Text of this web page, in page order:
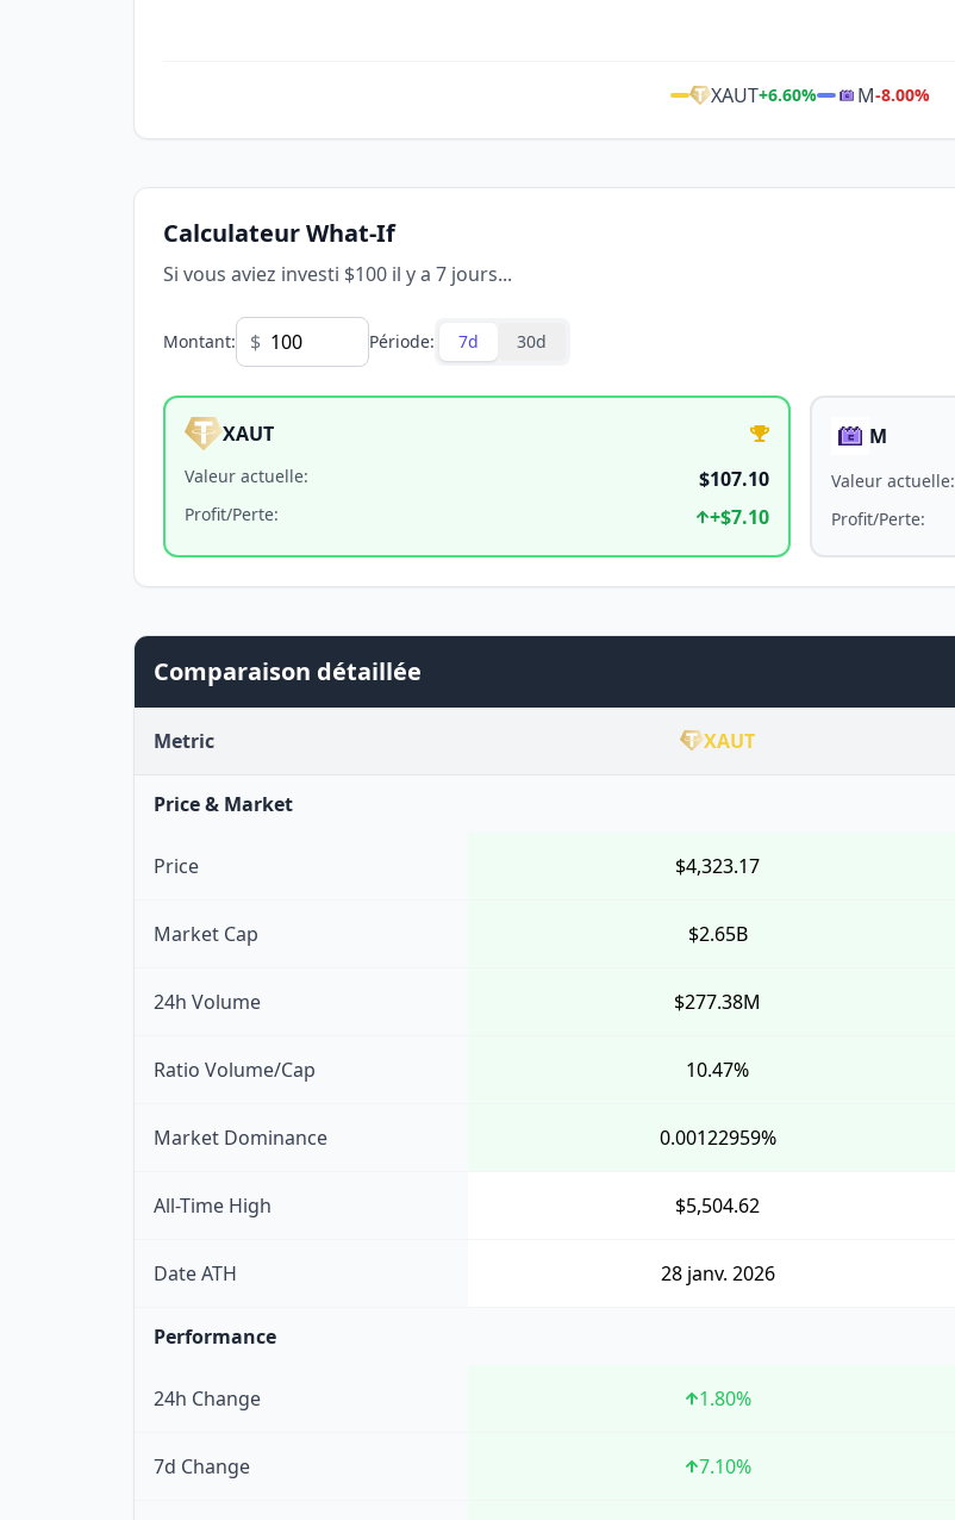
XAUT+6.60% M-8.00%
Calculateur What-If
Si vous aviez investi $100 il y a 7 jours...
Montant: $ Période: 7d 30d
XAUT
Valeur actuelle: $107.10
Profit/Perte: +$7.10
M
Valeur actuelle:
Profit/Perte:
Comparaison détaillée
Metric XAUT
Price & Market
Price $4,323.17
Market Cap $2.65B
24h Volume $277.38M
Ratio Volume/Cap 10.47%
Market Dominance 0.00122959%
All-Time High $5,504.62
Date ATH 28 janv. 2026
Performance
24h Change 1.80%
7d Change 7.10%